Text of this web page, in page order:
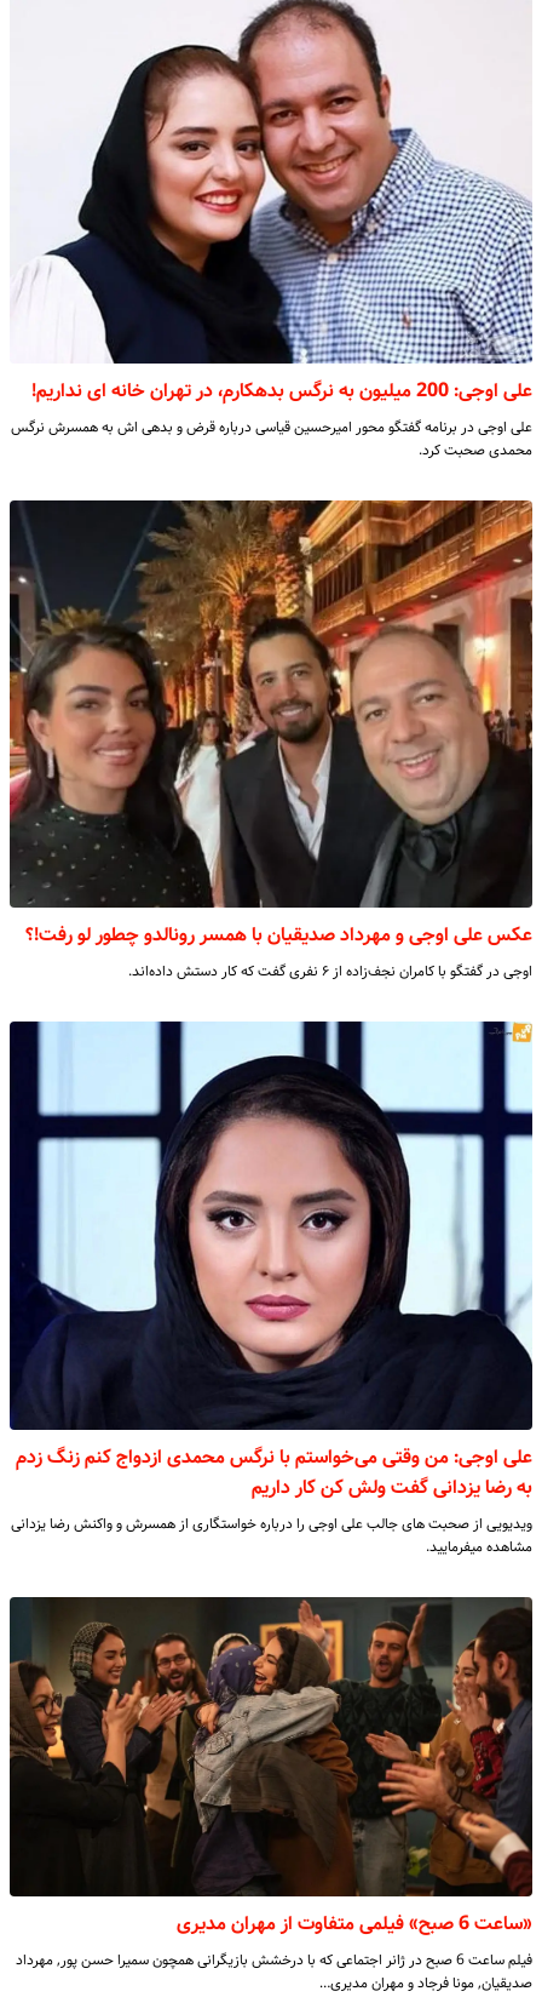
علی اوجی: 200 میلیون به نرگس بدهکارم، در تهران خانه ای نداریم!
علی اوجی در برنامه گفتگو محور امیرحسین قیاسی درباره قرض و بدهی اش به همسرش نرگس
محمدی صحبت کرد.
عکس علی اوجی و مهرداد صدیقیان با همسر رونالدو چطور لو‌‌ رفت!؟
اوجی در گفتگو با کامران نجف‌زاده از ۶ نفری گفت که کار دستش داده‌اند.
علی اوجی: من وقتی می‌خواستم با نرگس محمدی ازدواج کنم زنگ زدم
به رضا یزدانی گفت ولش کن کار داریم
ویدیویی از صحبت های جالب علی اوجی را درباره خواستگاری از همسرش و واکنش رضا یزدانی
مشاهده میفرمایید.
«ساعت 6 صبح» فیلمی متفاوت از مهران مدیری
فیلم ساعت 6 صبح در ژانر اجتماعی‌ که با درخشش بازیگرانی همچون سمیرا حسن پور, مهرداد
صدیقیان, مونا فرجاد و مهران مدیری…